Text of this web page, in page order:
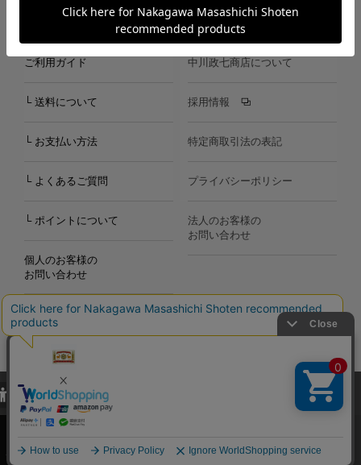
LINE Instagram X Facebook メールマガジン
ご利用ガイド
└ 送料について
└ お支払い方法
└ よくあるご質問
└ ポイントについて
個人のお客様の
お問い合わせ
中川政七商店について
採用情報
特定商取引法の表記
プライバシーポリシー
法人のお客様の
お問い合わせ
Copyright©2000-2026
Nakagawa Masashichi Shoten All Rights Reserved.
当サイトでは、当サイト内における閲覧履歴・属性情報などの取得およ
び利便性向上のためにクッキー（Cookie）を使用いたします。詳細に
関しては「プライバシーポリシー
承諾する